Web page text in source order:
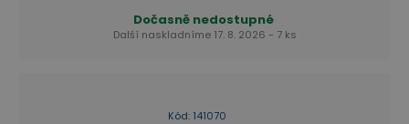
Dočasně nedostupné
Další naskladníme 17. 8. 2026 - 7 ks
Kód: 141070